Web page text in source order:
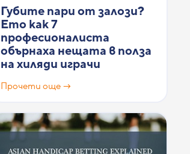
Губите пари от залози?
Ето как 7
професионалиста
обърнаха нещата в полза
на хиляди играчи
Прочети още →